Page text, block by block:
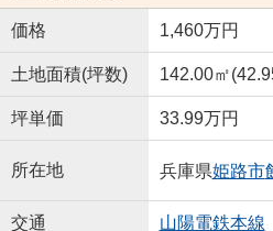
価格 1,460万円
土地面積(坪数) 142.00㎡
坪単価 33.99万円
所在地 兵庫県姫路市
交通 山陽電鉄本線